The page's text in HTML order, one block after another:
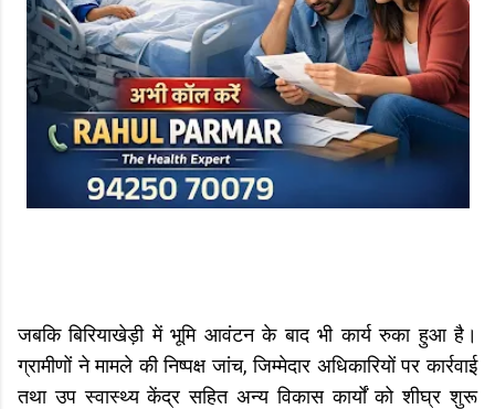
जबकि बिरियाखेड़ी में भूमि आवंटन के बाद भी कार्य रुका हुआ है।
ग्रामीणों ने मामले की निष्पक्ष जांच, जिम्मेदार अधिकारियों पर कार्रवाई
तथा उप स्वास्थ्य केंद्र सहित अन्य विकास कार्यों को शीघ्र शुरू